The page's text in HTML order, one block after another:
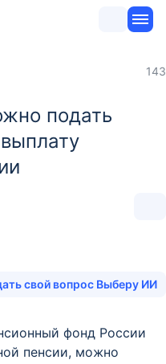
143
подать
свой вопрос Выберу ИИ
фонд России
пенсии, можно